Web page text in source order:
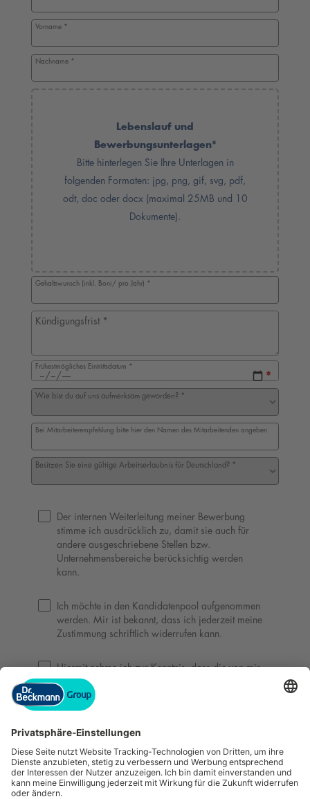
Vorname *
Nachname *
Lebenslauf und
Bewerbungsunterlagen*
Bitte hinterlegen Sie Ihre Unterlagen in
folgenden Formaten: jpg, png, gif, svg, pdf,
odt, doc oder docx (maximal 25MB und 10
Dokumente).
Ziehen Sie Dateien hierher oder klicken Sie, um Dateien
Gehaltswunsch (inkl. Boni/ pro Jahr) *
Kündigungsfrist *
Frühestmögliches Eintrittsdatum *
Wie bist du auf uns aufmerksam geworden? *
Bei Mitarbeiterempfehlung bitte hier den Namen des Mitarbeitenden angeben
Besitzen Sie eine gültige Arbeitserlaubnis für Deutschland? *
Datenschutz und Einverständniserklärungen
Der internen Weiterleitung meiner Bewerbung
stimme ich ausdrücklich zu, damit sie auch für
andere ausgeschriebene Stellen bzw.
Unternehmensbereiche berücksichtig werden
kann.
Ich möchte in den Kandidatenpool aufgenommen
werden. Mir ist bekannt, dass ich jederzeit meine
Zustimmung schriftlich widerrufen kann.
Hiermit nehme ich zur Kenntnis, dass die von mir
im Bewerbungsverfahren angegebenen
personenbezogenen Daten gemäß der
Datenschutzerklärung
BEWERBEN
* Pflichtfeld